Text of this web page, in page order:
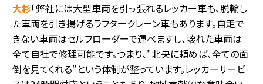
大杉「弊社には大型車両を引っ張れるレッカー車も、脱輪し
た車両を引き揚げるラフタークレーン車もあります。自走で
きない車両はセルフローダーで運べますし、壊れた車両は
全て自社で修理可能です。つまり、"北央に頼めば、全ての面
倒を見てくれる"という体制が整っています。レッカーサービ